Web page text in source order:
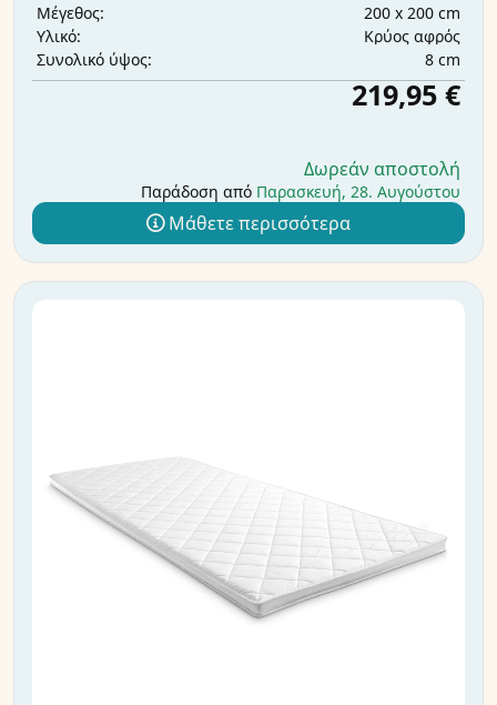
Μέγεθος:
200 x 200 cm
Υλικό:
Κρύος αφρός
Συνολικό ύψος:
8 cm
219,95 €
Δωρεάν αποστολή
Παράδοση από Παρασκευή, 28. Αυγούστου
Μάθετε περισσότερα